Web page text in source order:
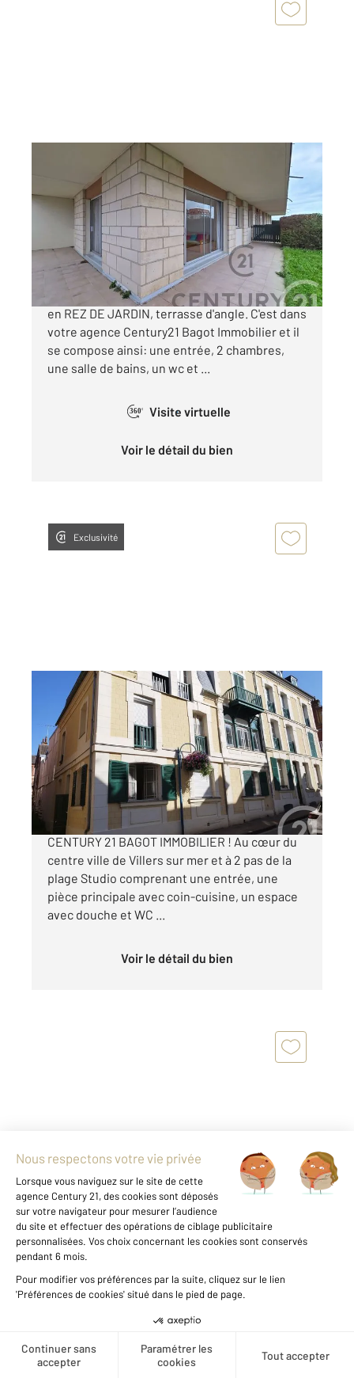
Créer une alerte
VILLERS SUR MER 14
, 3 pièces
Ref : 13694
Appartement F3 à vendre
239 000 €
LA PLAGE A 2 PAS !!! Appartement de 3 pièces
en REZ DE JARDIN, terrasse d'angle. C'est dans
votre agence Century21 Bagot Immobilier et il
se compose ainsi: une entrée, 2 chambres,
une salle de bains, un wc et ...
360° Visite virtuelle
Voir le détail du bien
Exclusivité
VILLERS SUR MER 14
17,08 m , 1 pièce
Ref : 13655
Appartement Studio à vendre
66 000 €
EN EXCLUSIVITE DANS VOTRE AGENCE
CENTURY 21 BAGOT IMMOBILIER ! Au cœur du
centre ville de Villers sur mer et à 2 pas de la
plage Studio comprenant une entrée, une
pièce principale avec coin-cuisine, un espace
avec douche et WC ...
Voir le détail du bien
VILLERS SUR MER 14
39,59 m2, 3 pièces
Ref : 14237
Appartement à vendre
193 000 €
ravalée située à côté du Parc Naturel Protégé,
à proximité de la plage et des commerces que